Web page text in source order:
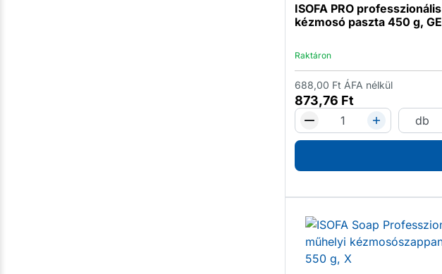
ISOFA PRO professzionális
kézmosó paszta 450 g,
Raktáron
873,76 Ft
688,00 Ft ÁFA nélkül